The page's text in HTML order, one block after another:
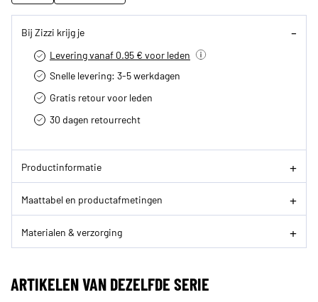
Bij Zizzi krijg je
Levering vanaf 0.95 € voor leden
Snelle levering: 3-5 werkdagen
Gratis retour voor leden
30 dagen retourrecht­
Productinformatie
Maattabel en productafmetingen
Materialen & verzorging
ARTIKELEN VAN DEZELFDE SERIE